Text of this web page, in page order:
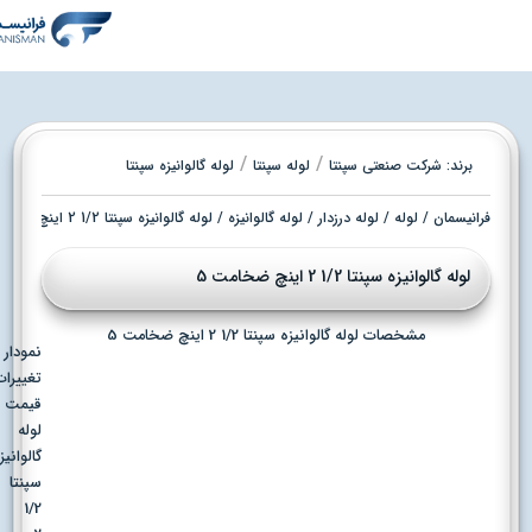
شرکت صنعتی سپنتا /لوله سپنتا /لوله گالوانیزه سپنتا
فرانیسمان/لوله/لوله درزدار /لوله گالوانیزه/ لوله گالوانیزه سپنتا 1/2 2 اینچ ضخامت 5
لوله گالوانیزه سپنتا 1/2 2 اینچ ضخامت 5
مشخصات لوله گالوانیزه سپنتا 1/2 2 اینچ ضخامت 5
نمودار
تغییرات
قیمت
گالوانیزه